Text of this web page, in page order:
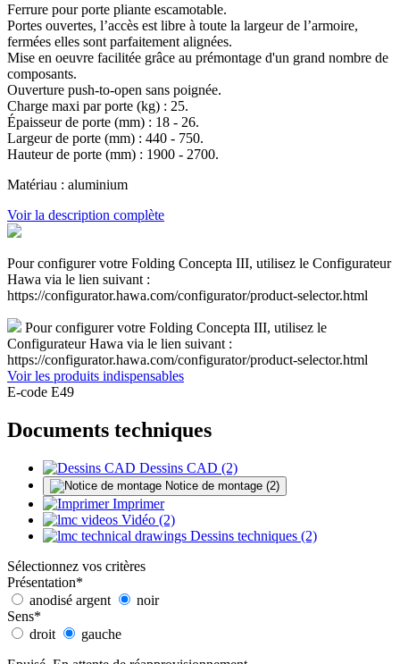
Ferrure pour porte pliante escamotable.
Portes ouvertes, l’accès est libre à toute la largeur de l’armoire,
fermées elles sont parfaitement alignées.
Mise en oeuvre facilitée grâce au prémontage d'un grand nombre de
composants.
Ouverture push-to-open sans poignée.
Charge maxi par porte (kg) : 25.
Épaisseur de porte (mm) : 18 - 26.
Largeur de porte (mm) : 440 - 750.
Hauteur de porte (mm) : 1900 - 2700.
Matériau : aluminium
Voir la description complète
Pour configurer votre Folding Concepta III, utilisez le Configurateur
Hawa via le lien suivant :
https://configurator.hawa.com/configurator/product-selector.html
Pour configurer votre Folding Concepta III, utilisez le
Configurateur Hawa via le lien suivant :
https://configurator.hawa.com/configurator/product-selector.html
Voir les produits indispensables
E-code E49
Documents techniques
Dessins CAD (2)
Notice de montage (2)
Imprimer
Vidéo (2)
Dessins techniques (2)
Sélectionnez vos critères
Présentation*
anodisé argent
noir
Sens*
droit
gauche